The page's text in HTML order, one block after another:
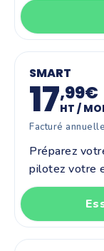
SMART
17,99€
HT /
Facturé
Préparez
pilotez votre